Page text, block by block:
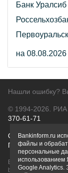
Банк Уралсиб
на 08.08.2026
Нашли ошибку?
© 1994-2026. РИА
370-61-71
О проекте
Правовая
Вся информация о
bankinform.ru, носит
Bankinform.ru
файлы и
персональные
использованием
Google Analytics.